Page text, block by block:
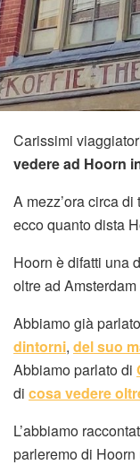
Carissimi
vedere ad Hoorn
A mezz’ora circa
ecco quanto dista
Hoorn è difatti una
oltre ad
Abbiamo già
dintorni, del suo
Abbiamo parlato di
di cosa vedere
L’abbiamo
parleremo di Hoorn